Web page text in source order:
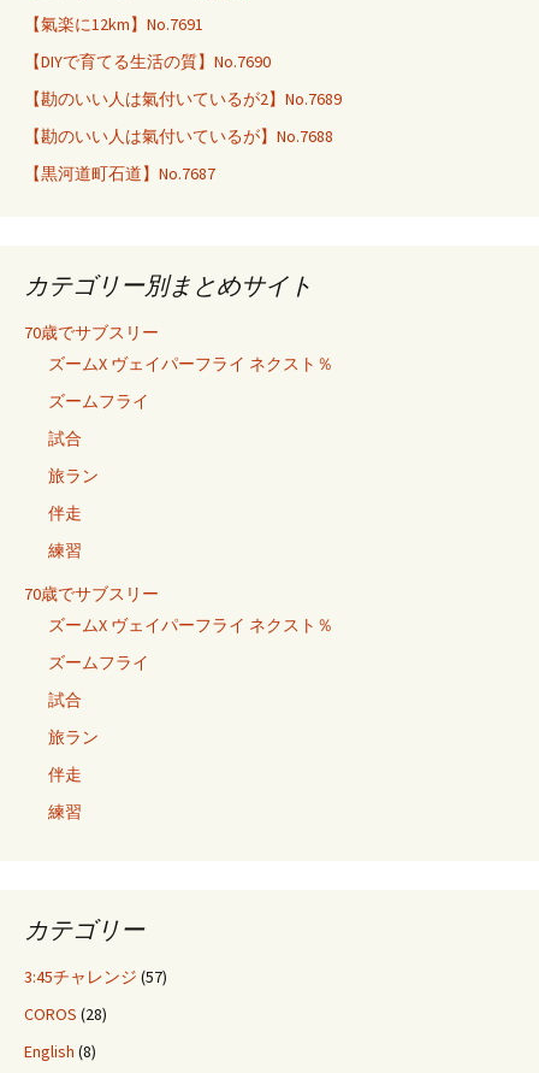
【氣楽に12km】No.7691
【DIYで育てる生活の質】No.7690
【勘のいい人は氣付いているが2】No.7689
【勘のいい人は氣付いているが】No.7688
【黒河道町石道】No.7687
カテゴリー別まとめサイト
70歳でサブスリー
ズームX ヴェイパーフライ ネクスト％
ズームフライ
試合
旅ラン
伴走
練習
70歳でサブスリー
ズームX ヴェイパーフライ ネクスト％
ズームフライ
試合
旅ラン
伴走
練習
カテゴリー
3:45チャレンジ (57)
COROS (28)
English (8)